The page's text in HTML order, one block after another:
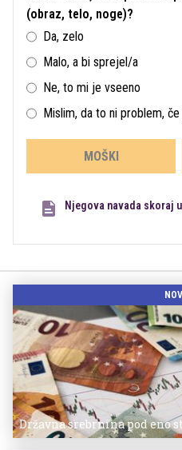
(obraz, telo, noge)?
Da, zelo
Malo, a bi sprejel/a
Ne, to mi je vseeno
Mislim, da to ni problem,
MOŠKI
Njegova navada skoraj
Državna srebrnina pod eno